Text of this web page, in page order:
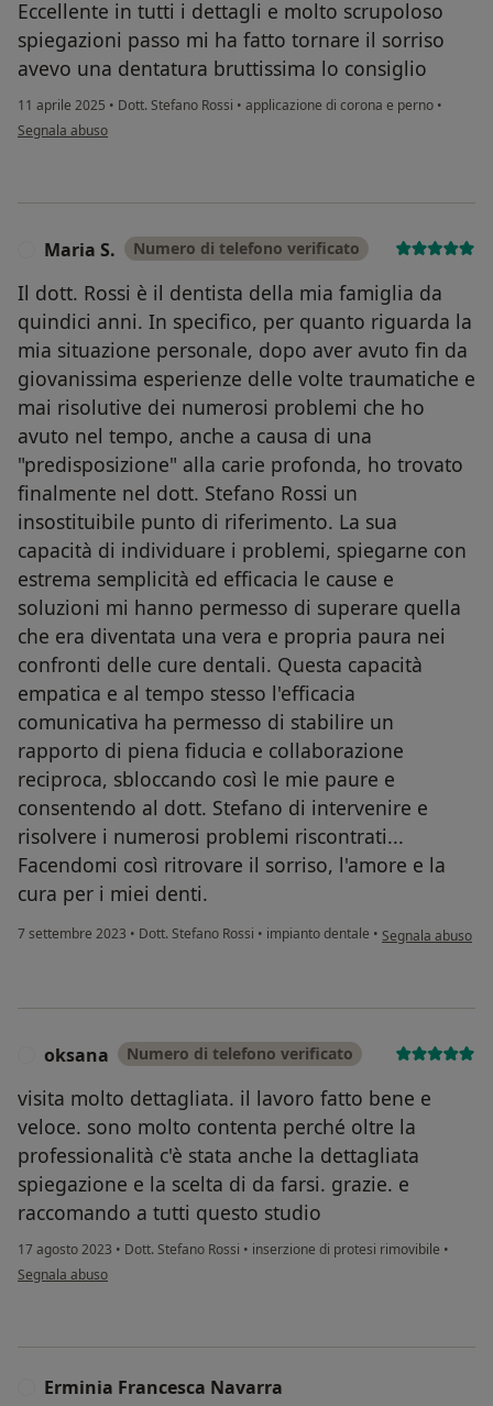
Eccellente in tutti i dettagli e molto scrupoloso
spiegazioni passo mi ha fatto tornare il sorriso
avevo una dentatura bruttissima lo consiglio
11 aprile 2025 • Dott. Stefano Rossi • applicazione di corona e perno •
secondo l'opinione dell'utente NANDO
Segnala abuso
Maria S. Numero di telefono verificato
Il dott. Rossi è il dentista della mia famiglia da
quindici anni. In specifico, per quanto riguarda la
mia situazione personale, dopo aver avuto fin da
giovanissima esperienze delle volte traumatiche e
mai risolutive dei numerosi problemi che ho
avuto nel tempo, anche a causa di una
"predisposizione" alla carie profonda, ho trovato
finalmente nel dott. Stefano Rossi un
insostituibile punto di riferimento. La sua
capacità di individuare i problemi, spiegarne con
estrema semplicità ed efficacia le cause e
soluzioni mi hanno permesso di superare quella
che era diventata una vera e propria paura nei
confronti delle cure dentali. Questa capacità
empatica e al tempo stesso l'efficacia
comunicativa ha permesso di stabilire un
rapporto di piena fiducia e collaborazione
reciproca, sbloccando così le mie paure e
consentendo al dott. Stefano di intervenire e
risolvere i numerosi problemi riscontrati...
Facendomi così ritrovare il sorriso, l'amore e la
cura per i miei denti.
7 settembre 2023 • Dott. Stefano Rossi • impianto dentale • secondo
Segnala abuso
oksana Numero di telefono verificato
visita molto dettagliata. il lavoro fatto bene e
veloce. sono molto contenta perché oltre la
professionalità c'è stata anche la dettagliata
spiegazione e la scelta di da farsi. grazie. e
raccomando a tutti questo studio
17 agosto 2023 • Dott. Stefano Rossi • inserzione di protesi rimovibile •
secondo l'opinione dell'utente oksana
Segnala abuso
Erminia Francesca Navarra